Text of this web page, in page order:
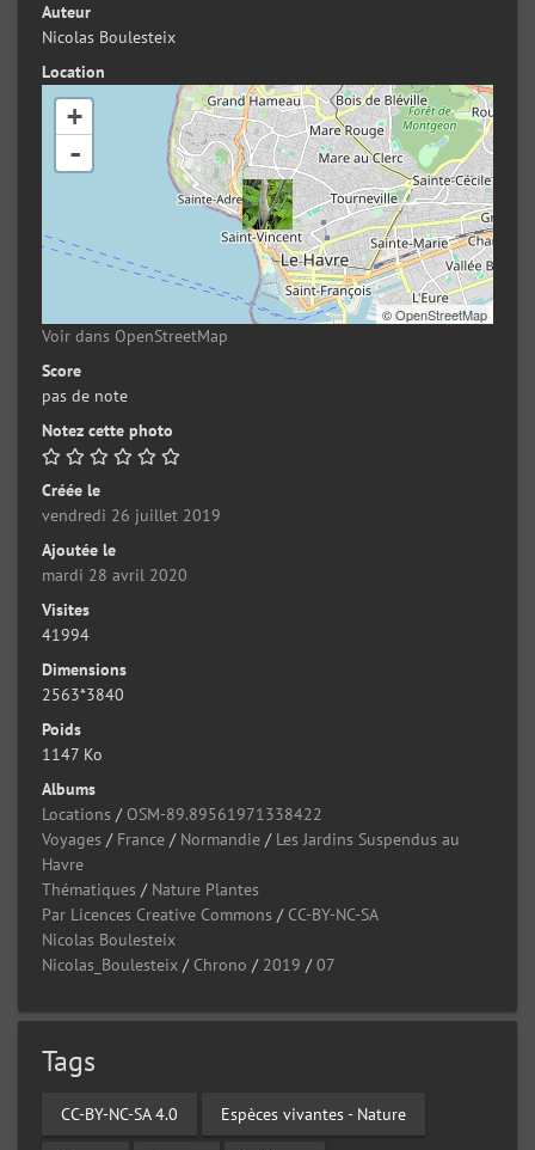
Auteur
Nicolas Boulesteix
Location
+
-
©OpenStreetMap
Voir dans OpenStreetMap
Score
pas de note
Notez cette photo
Créée le
vendredi 26 juillet 2019
Ajoutée le
mardi 28 avril 2020
Visites
41994
Dimensions
2563*3840
Poids
1147 Ko
Albums
Locations / OSM-89.89561971338422
Voyages / France / Normandie / Les Jardins Suspendus au
Havre
Thématiques / Nature Plantes
Par Licences Creative Commons / CC-BY-NC-SA
Nicolas Boulesteix
Nicolas_Boulesteix / Chrono / 2019 /07
Tags
CC-BY-NC-SA 4.0 Espèces vivantes - Nature